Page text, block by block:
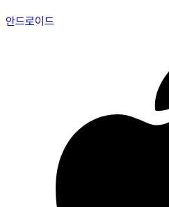
안드로이드